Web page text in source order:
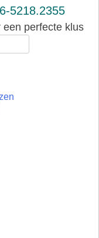
5218.2355
perfecte klus